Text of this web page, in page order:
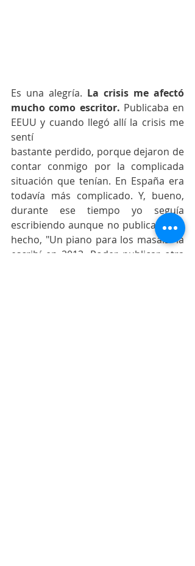
Es una alegría. La crisis me afectó
mucho como escritor. Publicaba en
EEUU y cuando llegó allí la crisis me
sentí
bastante perdido, porque dejaron de
contar conmigo por la complicada
situación que tenían. En España era
todavía más complicado. Y, bueno,
durante ese tiempo yo seguía
escribiendo aunque no publicara. De
hecho, "Un piano para los masáis" la
escribí en 2013. Poder publicar otra